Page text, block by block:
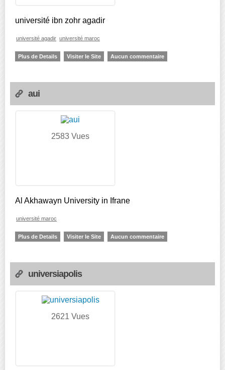
université ibn zohr agadir
université agadir université maroc
Plus de Details Visiter le Site Aucun commentaire
aui
2583 Vues
Al Akhawayn University in Ifrane
université maroc
Plus de Details Visiter le Site Aucun commentaire
universiapolis
2621 Vues